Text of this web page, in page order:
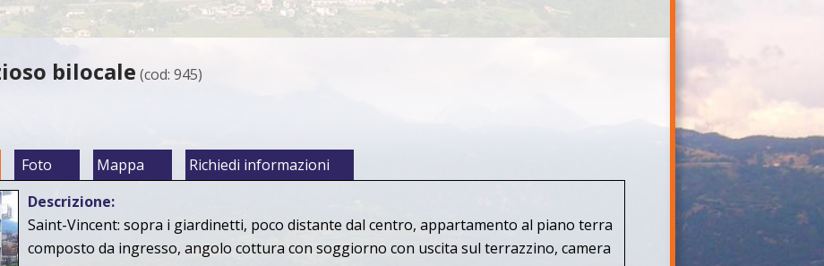
bilocale (cod: 945)
Foto Mappa
Richiedi informazioni
Descrizione:
Saint-Vincent: sopra i giardinetti, poco distante dal centro, appartamento al piano terra
composto da ingresso, angolo cottura con soggiorno con uscita sul terrazzino, camera